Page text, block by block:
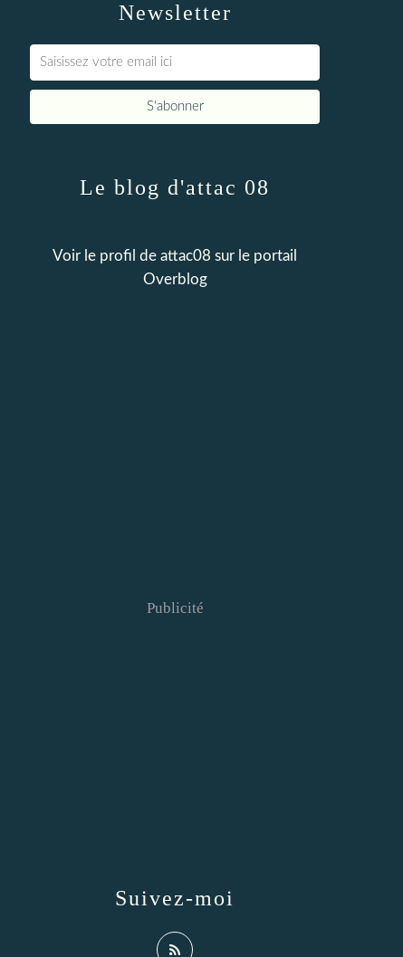
Newsletter
Le blog d'attac 08
Voir le profil de attac08 sur le portail
Overblog
Suivez-moi
Publicité